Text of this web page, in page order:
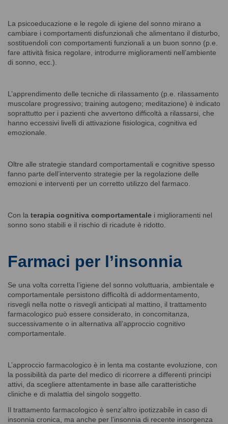
La psicoeducazione e le regole di igiene del sonno mirano a
cambiare i comportamenti disfunzionali che alimentano il disturbo,
sostituendoli con comportamenti funzionali a un buon sonno (p.e.
fare attività fisica regolare, introdurre miglioramenti nell’ambiente
di sonno, ecc.).
L’apprendimento delle tecniche di rilassamento (p.e. rilassamento
muscolare progressivo; training autogeno; meditazione) è indicato
soprattutto per i pazienti che avvertono difficoltà a rilassarsi, che
hanno eccessivi livelli di attivazione fisiologica, cognitiva ed
emozionale.
Oltre alle strategie standard comportamentali e cognitive spesso
fanno parte dell’intervento strategie per la regolazione delle
emozioni e interventi per un corretto utilizzo del farmaco.
Con la terapia cognitiva comportamentale i miglioramenti nel
sonno sono stabili e il rischio di ricadute è ridotto.
Farmaci per l’insonnia
Se una volta corretta l’igiene del sonno voluttuaria, ambientale e
comportamentale persistono difficoltà di addormentamento,
risvegli nella notte o risvegli anticipati al mattino, il trattamento
farmacologico può essere considerato, in concomitanza,
successivamente o in alternativa all’approccio cognitivo
comportamentale.
L’approccio farmacologico è in lenta ma costante evoluzione, con
la possibilità da parte del medico di ricorrere a differenti principi
attivi, da scegliere attentamente in base alle caratteristiche
cliniche e di malattia del singolo soggetto.
Il trattamento farmacologico è senz’altro ipotizzabile in caso di
insonnia cronica, ma anche per l’insonnia di recente insorgenza